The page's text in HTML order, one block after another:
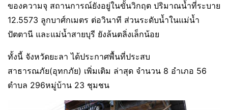
ของความจุ สถานการณ์ยังอยู่ในขั้นวิกฤต ปริมาณน้ำที่ระบาย
12.5573 ลูกบาศ์กเมตร ต่อวินาที ส่วนระดับน้ำในแม่น้ำ
ปัตตานี และแม่น้ำสายบุรี ยังล้นตลิ่งเล็กน้อย
ทั้งนี้ จังหวัดยะลา ได้ประกาศพื้นที่ประสบ
สาธารณภัย(อุทกภัย) เพิ่มเติม ล่าสุด จำนวน 8 อำเภอ 56
ตำบล 296หมู่บ้าน 23 ชุมชน